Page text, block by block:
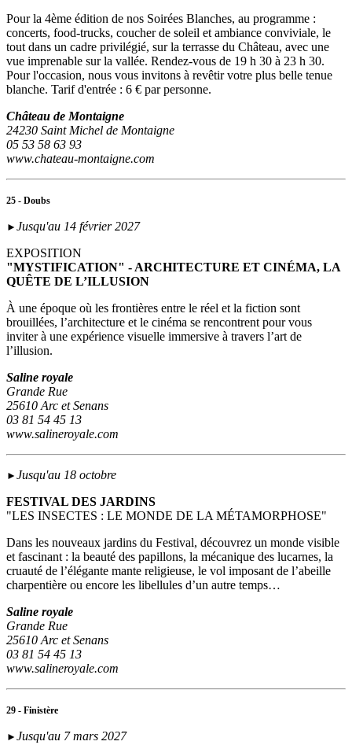
Pour la 4ème édition de nos Soirées Blanches, au programme :
concerts, food-trucks, coucher de soleil et ambiance conviviale, le
tout dans un cadre privilégié, sur la terrasse du Château, avec une
vue imprenable sur la vallée. Rendez-vous de 19 h 30 à 23 h 30.
Pour l'occasion, nous vous invitons à revêtir votre plus belle tenue
blanche. Tarif d'entrée : 6 € par personne.
Château de Montaigne
24230 Saint Michel de Montaigne
05 53 58 63 93
www.chateau-montaigne.com
25 - Doubs
► Jusqu'au 14 février 2027
EXPOSITION
"MYSTIFICATION" - ARCHITECTURE ET CINÉMA, LA
QUÊTE DE L’ILLUSION
À une époque où les frontières entre le réel et la fiction sont
brouillées, l’architecture et le cinéma se rencontrent pour vous
inviter à une expérience visuelle immersive à travers l’art de
l’illusion.
Saline royale
Grande Rue
25610 Arc et Senans
03 81 54 45 13
www.salineroyale.com
► Jusqu'au 18 octobre
FESTIVAL DES JARDINS
"LES INSECTES : LE MONDE DE LA MÉTAMORPHOSE"
Dans les nouveaux jardins du Festival, découvrez un monde visible
et fascinant : la beauté des papillons, la mécanique des lucarnes, la
cruauté de l’élégante mante religieuse, le vol imposant de l’abeille
charpentière ou encore les libellules d’un autre temps…
Saline royale
Grande Rue
25610 Arc et Senans
03 81 54 45 13
www.salineroyale.com
29 - Finistère
► Jusqu'au 7 mars 2027